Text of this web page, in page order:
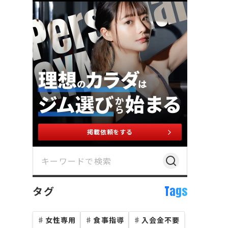
掲載依頼をする
タグ Tags
♯ 女性専用 ♯ 食事指導 ♯ 入会金不要